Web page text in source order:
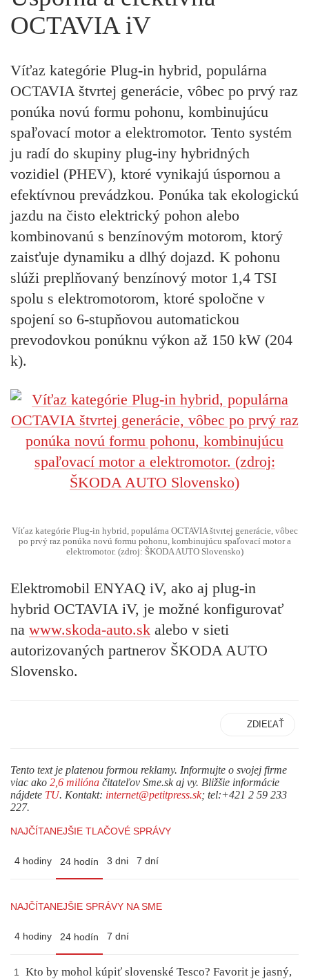
OCTAVIA iV
Víťaz kategórie Plug-in hybrid, populárna
OCTAVIA štvrtej generácie, vôbec po prvý raz
ponúka novú formu pohonu, kombinujúcu
spaľovací motor a elektromotor. Tento systém
ju radí do skupiny plug-iny hybridných
vozidiel (PHEV), ktoré vynikajú úspornou a
efektívnou prevádzkou. Ponúka tak ekologickú
jazdu na čisto elektrický pohon alebo
kombinovanú s benzínovým motorom, ktorý
zaisťuje dynamiku a dlhý dojazd. K pohonu
slúži preplňovaný benzínový motor 1,4 TSI
spolu s elektromotorom, ktoré spoločne v
spojení so 6-stupňovou automatickou
prevodovkou ponúknu výkon až 150 kW (204
k).
Víťaz kategórie Plug-in hybrid, populárna OCTAVIA štvrtej generácie, vôbec
po prvý raz ponúka novú formu pohonu, kombinujúcu spaľovací motor a
elektromotor. (zdroj: ŠKODA AUTO Slovensko)
Elektromobil ENYAQ iV, ako aj plug-in
hybrid OCTAVIA iV, je možné konfigurovať
na www.skoda-auto.sk alebo v sieti
autorizovaných partnerov ŠKODA AUTO
Slovensko.
ZDIEĽAŤ
Tento text je platenou formou reklamy. Informujte o svojej firme
viac ako 2,6 milióna čitateľov Sme.sk aj vy. Bližšie informácie
nájdete TU. Kontakt: internet@petitpress.sk; tel:+421 2 59 233
227.
NAJČÍTANEJŠIE TLAČOVÉ SPRÁVY
4 hodiny 24 hodín 3 dni 7 dní
NAJČÍTANEJŠIE SPRÁVY NA SME
4 hodiny 24 hodín 7 dní
1
Kto by mohol kúpiť slovenské Tesco? Favorit je jasný,